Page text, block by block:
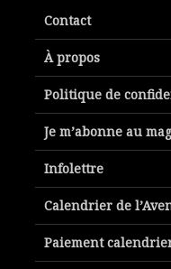
Contact
À propos
Politique de
Je m’abonne au
Infolettre
Calendrier de
Paiement